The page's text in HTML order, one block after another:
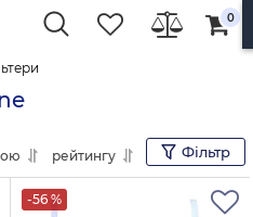
0
рейтингу Фільтр
-56 %